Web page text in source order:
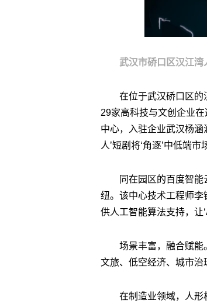
武汉市硚口区汉江
在位于武汉硚口区的
29家高科技与文创企业
中心，入驻企业武汉杨涵
人’短剧将‘角逐’中低端
同在园区的百度智
纽。该中心技术工程师李
供人工智能算法支持，让
场景丰富，融合赋能
文旅、低空经济、城市
在制造业领域，人形